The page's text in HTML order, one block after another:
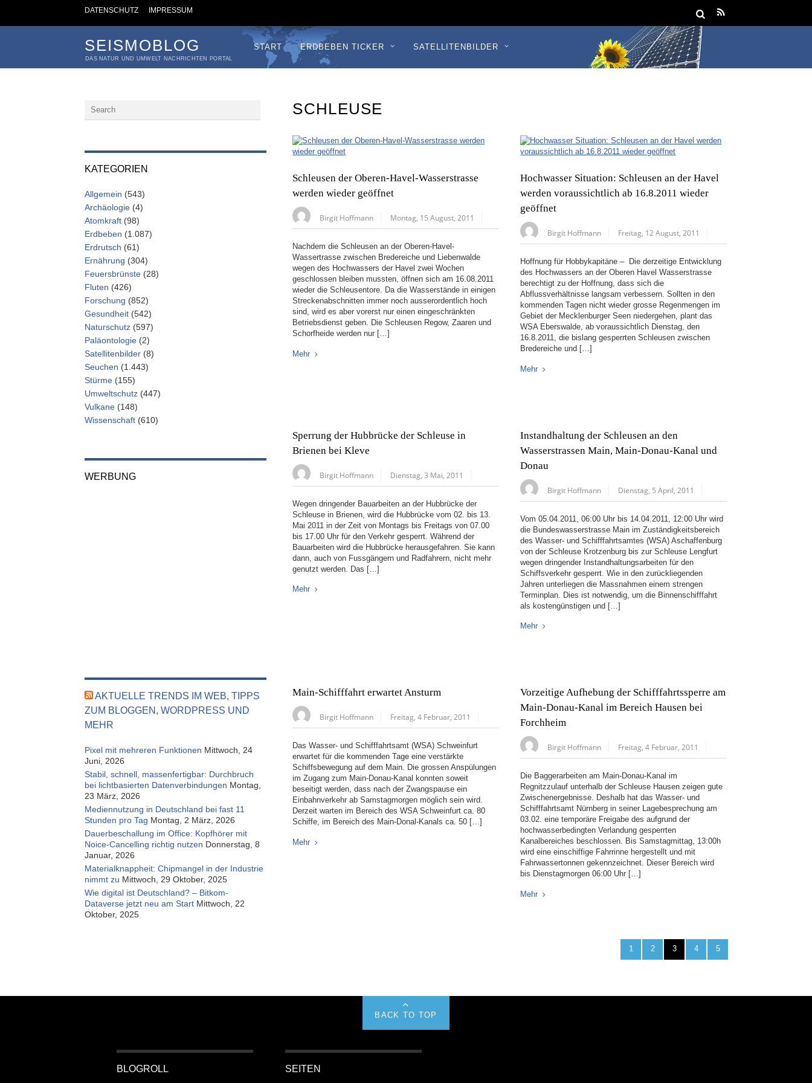
DATENSCHUTZ IMPRESSUM
SEISMOBLOG
DAS NATUR UND UMWELT NACHRICHTEN PORTAL
START ERDBEBEN TICKER SATELLITENBILDER
SCHLEUSE
Schleusen der Oberen-Havel-Wasserstrasse
werden wieder geöffnet
Birgit Hoffmann Montag, 15 August, 2011
Nachdem die Schleusen an der Oberen-Havel-
Wassertrasse zwischen Bredereiche und Liebenwalde
wegen des Hochwassers der Havel zwei Wochen
geschlossen bleiben mussten, öffnen sich am 16.08.2011
wieder die Schleusentore. Da die Wasserstände in einigen
Streckenabschnitten immer noch ausserordentlich hoch
sind, wird es aber vorerst nur einen eingeschränkten
Betriebsdienst geben. Die Schleusen Regow, Zaaren und
Schorfheide werden nur […]
Mehr
Hochwasser Situation: Schleusen an der Havel
werden voraussichtlich ab 16.8.2011 wieder
geöffnet
Birgit Hoffmann Freitag, 12 August, 2011
Hoffnung für Hobbykapitäne – Die derzeitige Entwicklung
des Hochwassers an der Oberen Havel Wasserstrasse
berechtigt zu der Hoffnung, dass sich die
Abflussverhältnisse langsam verbessern. Sollten in den
kommenden Tagen nicht wieder grosse Regenmengen im
Gebiet der Mecklenburger Seen niedergehen, plant das
WSA Eberswalde, ab voraussichtlich Dienstag, den
16.8.2011, die bislang gesperrten Schleusen zwischen
Bredereiche und […]
Mehr
Sperrung der Hubbrücke der Schleuse in
Brienen bei Kleve
Birgit Hoffmann Dienstag, 3 Mai, 2011
Wegen dringender Bauarbeiten an der Hubbrücke der
Schleuse in Brienen, wird die Hubbrücke vom 02. bis 13.
Mai 2011 in der Zeit von Montags bis Freitags von 07.00
bis 17.00 Uhr für den Verkehr gesperrt. Während der
Bauarbeiten wird die Hubbrücke herausgefahren. Sie kann
dann, auch von Fussgängern und Radfahrern, nicht mehr
genutzt werden. Das […]
Mehr
Instandhaltung der Schleusen an den
Wasserstrassen Main, Main-Donau-Kanal und
Donau
Birgit Hoffmann Dienstag, 5 April, 2011
Vom 05.04.2011, 06:00 Uhr bis 14.04.2011, 12:00 Uhr wird
die Bundeswasserstrasse Main im Zuständigkeitsbereich
des Wasser- und Schifffahrtsamtes (WSA) Aschaffenburg
von der Schleuse Krotzenburg bis zur Schleuse Lengfurt
wegen dringender Instandhaltungsarbeiten für den
Schiffsverkehr gesperrt. Wie in den zurückliegenden
Jahren unterliegen die Massnahmen einem strengen
Terminplan. Dies ist notwendig, um die Binnenschifffahrt
als kostengünstigen und […]
Mehr
Main-Schifffahrt erwartet Ansturm
Birgit Hoffmann Freitag, 4 Februar, 2011
Das Wasser- und Schifffahrtsamt (WSA) Schweinfurt
erwartet für die kommenden Tage eine verstärkte
Schiffsbewegung auf dem Main. Die grossen Anspülungen
im Zugang zum Main-Donau-Kanal konnten soweit
beseitigt werden, dass nach der Zwangspause ein
Einbahnverkehr ab Samstagmorgen möglich sein wird.
Derzeit warten im Bereich des WSA Schweinfurt ca. 80
Schiffe, im Bereich des Main-Donal-Kanals ca. 50 […]
Mehr
Vorzeitige Aufhebung der Schifffahrtssperre am
Main-Donau-Kanal im Bereich Hausen bei
Forchheim
Birgit Hoffmann Freitag, 4 Februar, 2011
Die Baggerarbeiten am Main-Donau-Kanal im
Regnitzzulauf unterhalb der Schleuse Hausen zeigen gute
Zwischenergebnisse. Deshalb hat das Wasser- und
Schifffahrtsamt Nürnberg in seiner Lagebesprechung am
03.02. eine temporäre Freigabe des aufgrund der
hochwasserbedingten Verlandung gesperrten
Kanalbereiches beschlossen. Bis Samstagmittag, 13:00h
wird eine einschiffige Fahrrinne hergestellt und mit
Fahrwassertonnen gekennzeichnet. Dieser Bereich wird
bis Dienstagmorgen 06:00 Uhr […]
Mehr
1 2 3 4 5
KATEGORIEN
Allgemein (543)
Archäologie (4)
Atomkraft (98)
Erdbeben (1.087)
Erdrutsch (61)
Ernährung (304)
Feuersbrünste (28)
Fluten (426)
Forschung (852)
Gesundheit (542)
Naturschutz (597)
Paläontologie (2)
Satellitenbilder (8)
Seuchen (1.443)
Stürme (155)
Umweltschutz (447)
Vulkane (148)
Wissenschaft (610)
WERBUNG
AKTUELLE TRENDS IM WEB, TIPPS
ZUM BLOGGEN, WORDPRESS UND
MEHR
Pixel mit mehreren Funktionen Mittwoch, 24
Juni, 2026
Stabil, schnell, massenfertigbar: Durchbruch
bei lichtbasierten Datenverbindungen Montag,
23 März, 2026
Mediennutzung in Deutschland bei fast 11
Stunden pro Tag Montag, 2 März, 2026
Dauerbeschallung im Office: Kopfhörer mit
Noice-Cancelling richtig nutzen Donnerstag, 8
Januar, 2026
Materialknappheit: Chipmangel in der Industrie
nimmt zu Mittwoch, 29 Oktober, 2025
Wie digital ist Deutschland? – Bitkom-
Dataverse jetzt neu am Start Mittwoch, 22
Oktober, 2025
BACK TO TOP
BLOGROLL SEITEN